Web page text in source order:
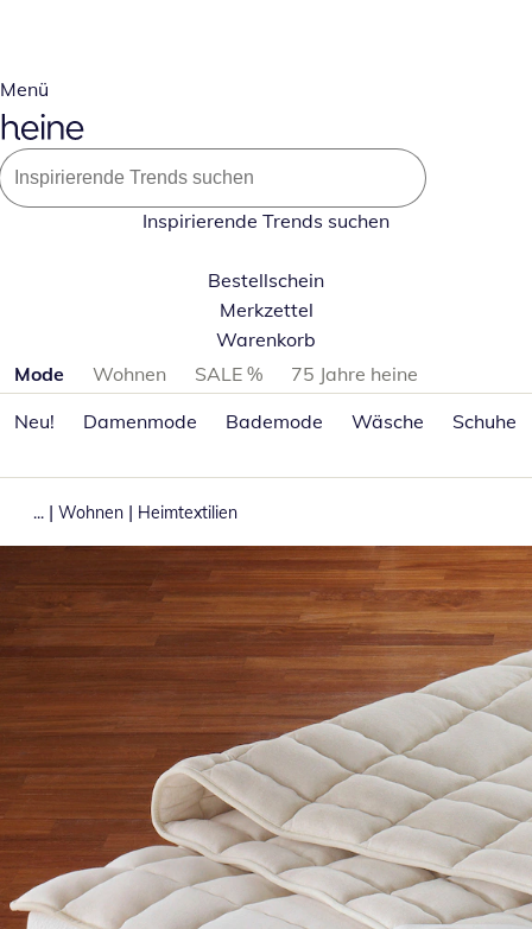
Menü
Inspirierende Trends suchen
Bestellschein
Merkzettel
Warenkorb
Produktkategorien überspringen
Mode Wohnen SALE %
75 Jahre heine
Neu!
Damenmode Bademode Wäsche Schuhe
... | Wohnen | Heimtextilien